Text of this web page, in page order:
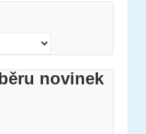
novinek